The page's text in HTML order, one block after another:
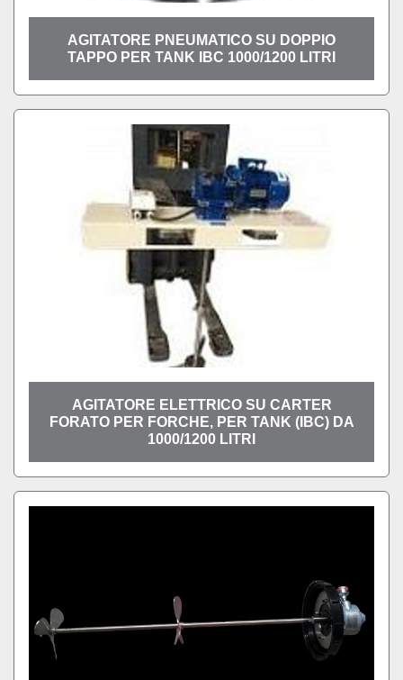
AGITATORE PNEUMATICO SU DOPPIO
TAPPO PER TANK IBC 1000/1200 LITRI
AGITATORE ELETTRICO SU CARTER
FORATO PER FORCHE, PER TANK (IBC) DA
1000/1200 LITRI